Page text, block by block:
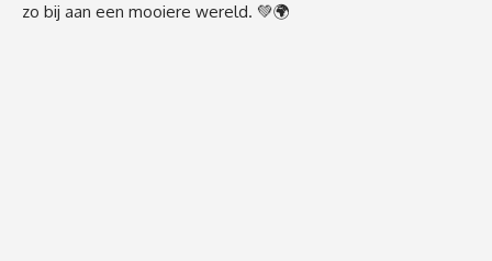
zo bij aan een mooiere wereld. 💚🌍